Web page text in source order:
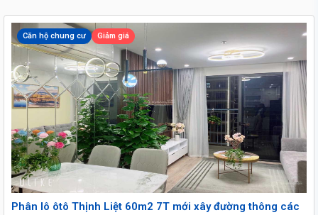
Căn hộ chung cư Giảm giá
Phân lô ôtô Thịnh Liệt 60m2 7T mới xây đường thông các